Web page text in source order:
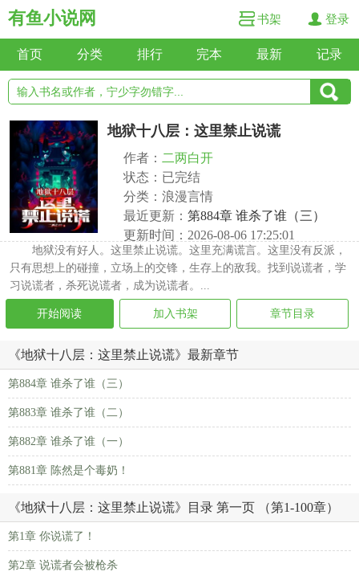
有鱼小说网 书架 登录
首页 分类 排行 完本 最新 记录
地狱十八层：这里禁止说谎
作者： 二两白开
状态：已完结
分类：浪漫言情
最近更新： 第884章 谁杀了谁（三）
更新时间：2026-08-06 17:25:01
地狱没有好人。这里禁止说谎。这里充满谎言。这里没有反派，
只有思想上的碰撞，立场上的交锋，生存上的敌我。找到说谎者，学
习说谎者，杀死说谎者，成为说谎者。...
开始阅读 加入书架 章节目录
《地狱十八层：这里禁止说谎》最新章节
第884章 谁杀了谁（三）
第883章 谁杀了谁（二）
第882章 谁杀了谁（一）
第881章 陈然是个毒奶！
《地狱十八层：这里禁止说谎》目录 第一页 （第1-100章）
第1章 你说谎了！
第2章 说谎者会被枪杀